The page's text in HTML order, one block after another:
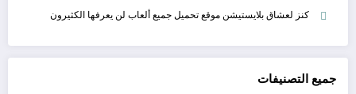
كنز لعشاق بلايستيشن موقع تحميل جميع ألعاب لن يعرفها الكثيرون
جميع التصنيفات